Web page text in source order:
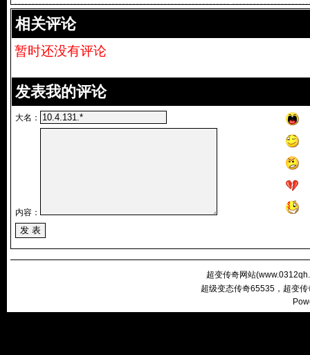
超变态手游传奇g
传奇,1.80复古战神
相关评论
暂时还没有评论
发表我的评论
大名：
内容：
超变传奇网站(
超级变态传奇65535，超变